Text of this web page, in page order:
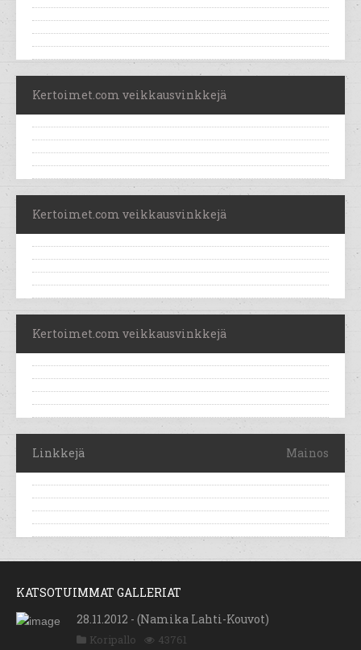
Kertoimet.com veikkausvinkkejä
Kertoimet.com veikkausvinkkejä
Kertoimet.com veikkausvinkkejä
Linkkejä Mainos
KATSOTUIMMAT GALLERIAT
28.11.2012 - (Namika Lahti-Kouvot)
Koripallo 43761